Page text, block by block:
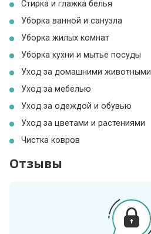
Стирка и глажка белья
Уборка ванной и санузла
Уборка жилых комнат
Уборка кухни и мытье посуды
Уход за домашними животными
Уход за мебелью
Уход за одеждой и обувью
Уход за цветами и растениями
Чистка ковров
Отзывы